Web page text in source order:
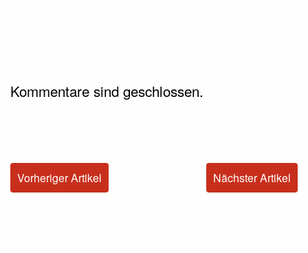
Kommentare sind geschlossen.
Nächster Artikel
Vorheriger Artikel